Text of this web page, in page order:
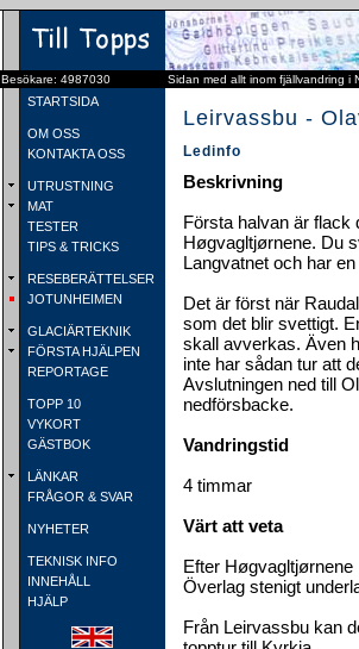
Besökare: 4987030 Sidan med allt inom fjällvandring i
STARTSIDA
OM OSS
KONTAKTA OSS
UTRUSTNING
MAT
TESTER
TIPS & TRICKS
RESEBERÄTTELSER
JOTUNHEIMEN
GLACIÄRTEKNIK
FÖRSTA HJÄLPEN
REPORTAGE
TOPP 10
VYKORT
GÄSTBOK
LÄNKAR
FRÅGOR & SVAR
NYHETER
TEKNISK INFO
INNEHÅLL
HJÄLP
Leirvassbu -
Ledinfo
Beskrivning
Första halvan är
Høgvagltjørnene. Du
Langvatnet och har
Det är först när
som det blir svettigt.
skall avverkas. Även
inte har sådan tur att
Avslutningen ned till
nedförsbacke.
Vandringstid
4 timmar
Värt att veta
Efter Høgvagltjørnene
Överlag stenigt
Från Leirvassbu kan